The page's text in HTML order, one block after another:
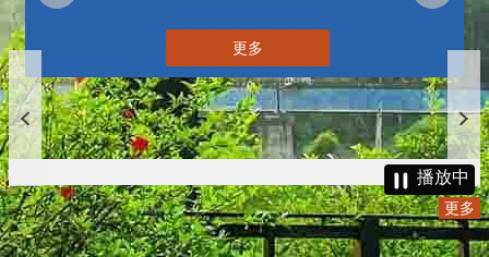
更多
播放中
更多